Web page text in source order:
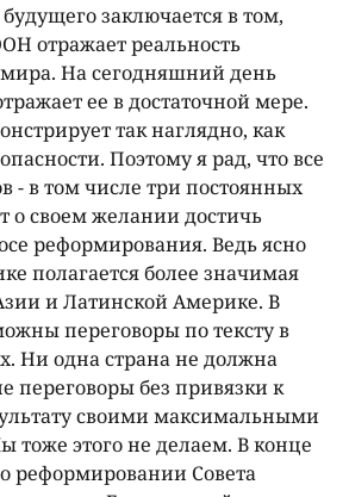
заключается в том,
отражает реальность
На сегодняшний день
ее в достаточной мере.
так наглядно, как
Поэтому я рад, что все
- в том числе три постоянных
о своем желании достичь
реформирования. Ведь ясно
полагается более значимая
и Латинской Америке. В
переговоры по тексту в
Ни одна страна не должна
переговоры без привязки к
своими максимальными
тоже этого не делаем. В конце
реформировании Совета